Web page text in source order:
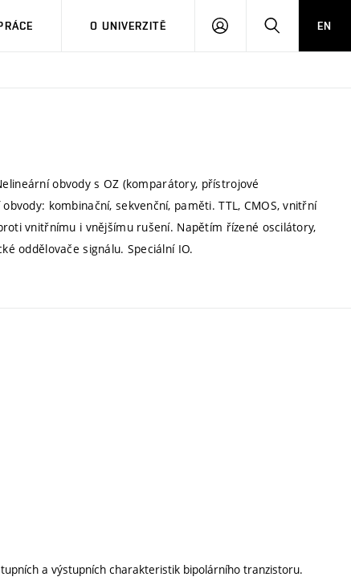
O UNIVERZITĚ
PŘIHLÁSIT HLEDATEN
obvody s OZ (komparátory, přístrojové
kombinační, sekvenční, paměti. TTL, CMOS, vnitřní
vnitřnímu i vnějšímu rušení. Napětím řízené oscilátory,
oddělovače signálu. Speciální IO.
a výstupních charakteristik bipolárního tranzistoru.